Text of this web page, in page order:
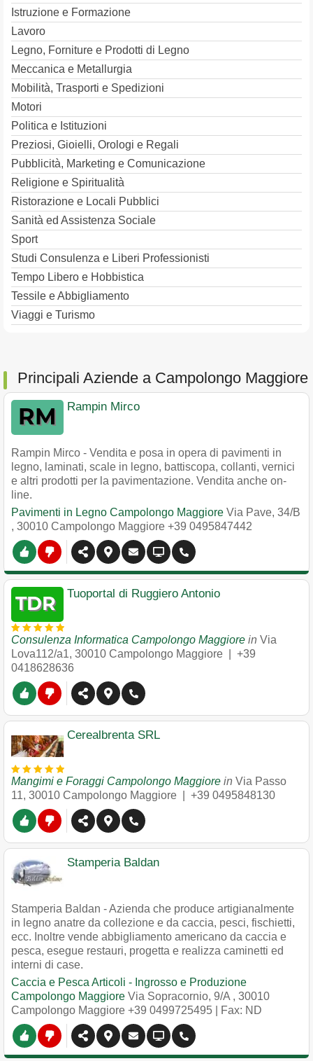
Istruzione e Formazione
Lavoro
Legno, Forniture e Prodotti di Legno
Meccanica e Metallurgia
Mobilità, Trasporti e Spedizioni
Motori
Politica e Istituzioni
Preziosi, Gioielli, Orologi e Regali
Pubblicità, Marketing e Comunicazione
Religione e Spiritualità
Ristorazione e Locali Pubblici
Sanità ed Assistenza Sociale
Sport
Studi Consulenza e Liberi Professionisti
Tempo Libero e Hobbistica
Tessile e Abbigliamento
Viaggi e Turismo
Principali Aziende a Campolongo Maggiore
Rampin Mirco
Rampin Mirco - Vendita e posa in opera di pavimenti in
legno, laminati, scale in legno, battiscopa, collanti, vernici
e altri prodotti per la pavimentazione. Vendita anche on-
line.
Pavimenti in Legno Campolongo Maggiore Via Pave, 34/B
, 30010 Campolongo Maggiore +39 0495847442
Tuoportal di Ruggiero Antonio
Consulenza Informatica Campolongo Maggiore in Via
Lova112/a1, 30010 Campolongo Maggiore
+39
0418628636
Cerealbrenta SRL
Mangimi e Foraggi Campolongo Maggiore in Via Passo
11, 30010 Campolongo Maggiore +39 0495848130
Stamperia Baldan
Stamperia Baldan - Azienda che produce artigianalmente
in legno anatre da collezione e da caccia, pesci, fischietti,
ecc. Inoltre vende abbigliamento americano da caccia e
pesca, esegue restauri, progetta e realizza caminetti ed
interni di case.
Caccia e Pesca Articoli - Ingrosso e Produzione
Campolongo Maggiore Via Sopracornio, 9/A , 30010
Campolongo Maggiore +39 0499725495 | Fax: ND